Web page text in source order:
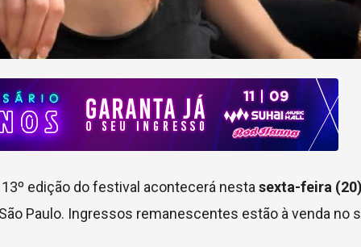
edição do festival acontecerá nesta sexta-feira
Paulo. Ingressos remanescentes estão à venda no